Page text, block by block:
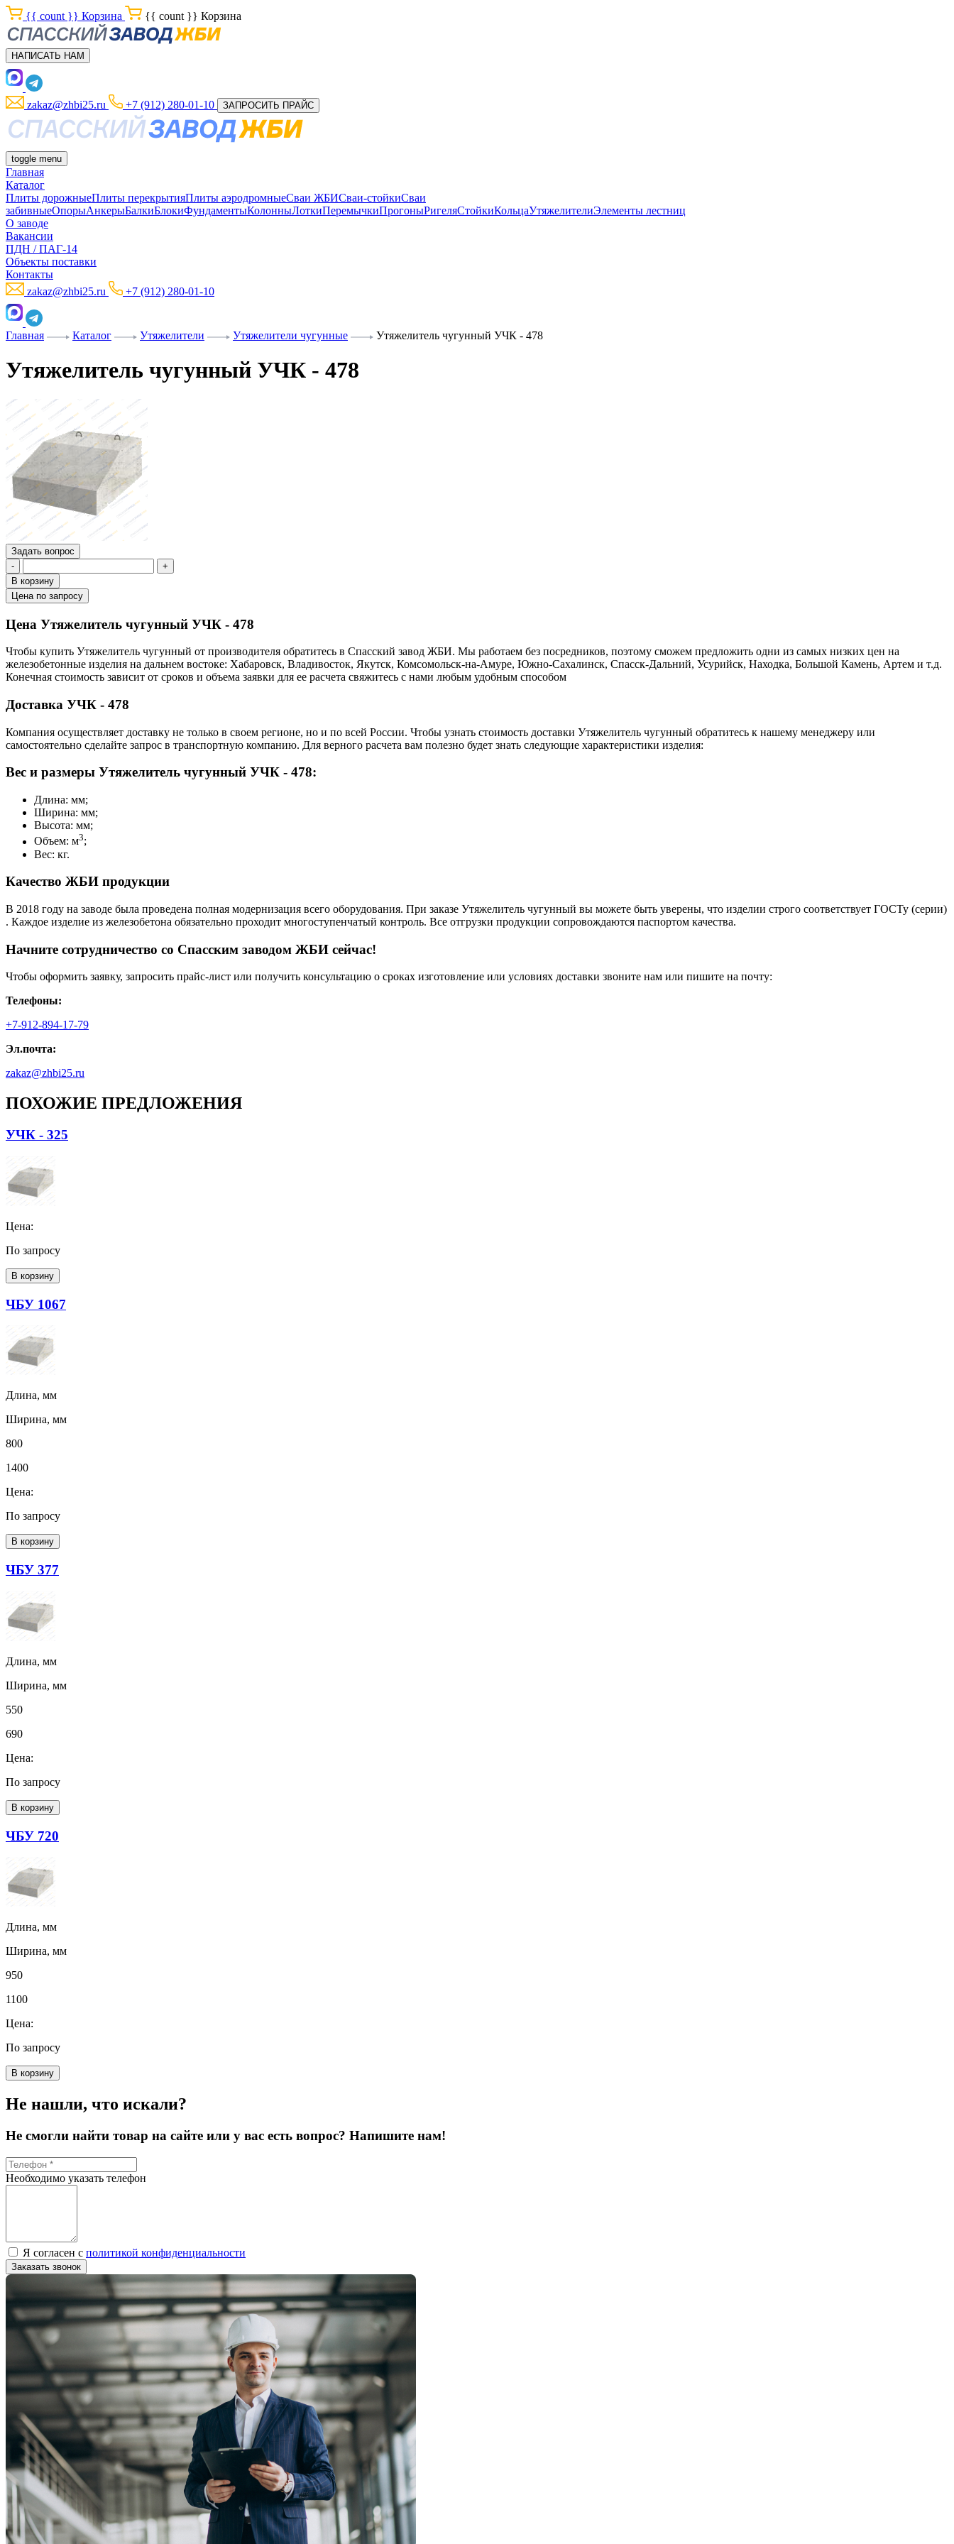
{{ count }} Корзина {{ count }} Корзина
НАПИСАТЬ НАМ
zakaz@zhbi25.ru +7 (912) 280-01-10 ЗАПРОСИТЬ ПРАЙС
toggle menu
Главная
Каталог
Плиты дорожныеПлиты перекрытияПлиты аэродромныеСваи ЖБИСваи-стойкиСваи
забивныеОпорыАнкерыБалкиБлокиФундаментыКолонныЛоткиПеремычкиПрогоныРигеляСтойкиКольцаУтяжелителиЭлементы лестниц
О заводе
Вакансии
ПДН / ПАГ-14
Объекты поставки
Контакты
zakaz@zhbi25.ru
+7 (912) 280-01-10
Главная Каталог Утяжелители Утяжелители чугунные Утяжелитель чугунный УЧК - 478
Утяжелитель чугунный УЧК - 478
Задать вопрос
-
+
В корзину
Цена по запросу
Цена Утяжелитель чугунный УЧК - 478
Чтобы купить Утяжелитель чугунный от производителя обратитесь в Cпасский завод ЖБИ. Мы работаем без посредников, поэтому сможем предложить одни из самых низких цен на
железобетонные изделия на дальнем востоке: Хабаровск, Владивосток, Якутск, Комсомольск-на-Амуре, Южно-Сахалинск, Спасск-Дальний, Усурийск, Находка, Большой Камень, Артем и т.д.
Конечная стоимость зависит от сроков и объема заявки для ее расчета свяжитесь с нами любым удобным способом
Доставка УЧК - 478
Компания осуществляет доставку не только в своем регионе, но и по всей России. Чтобы узнать стоимость доставки Утяжелитель чугунный обратитесь к нашему менеджеру или
самостоятельно сделайте запрос в транспортную компанию. Для верного расчета вам полезно будет знать следующие характеристики изделия:
Вес и размеры Утяжелитель чугунный УЧК - 478:
Длина: мм;
Ширина: мм;
Высота: мм;
Объем: м3;
Вес: кг.
Качество ЖБИ продукции
В 2018 году на заводе была проведена полная модернизация всего оборудования. При заказе Утяжелитель чугунный вы можете быть уверены, что изделии строго соответствует ГОСТу (серии)
. Каждое изделие из железобетона обязательно проходит многоступенчатый контроль. Все отгрузки продукции сопровождаются паспортом качества.
Начните сотрудничество со Cпасским заводом ЖБИ сейчас!
Чтобы оформить заявку, запросить прайс-лист или получить консультацию о сроках изготовление или условиях доставки звоните нам или пишите на почту:
Телефоны:
+7-912-894-17-79
Эл.почта:
zakaz@zhbi25.ru
ПОХОЖИЕ ПРЕДЛОЖЕНИЯ
УЧК - 325
Цена:
По запросу
В корзину
ЧБУ 1067
Длина, мм
Ширина, мм
800
1400
Цена:
По запросу
В корзину
ЧБУ 377
Длина, мм
Ширина, мм
550
690
Цена:
По запросу
В корзину
ЧБУ 720
Длина, мм
Ширина, мм
950
1100
Цена:
По запросу
В корзину
Не нашли, что искали?
Не смогли найти товар на сайте или у вас есть вопрос? Напишите нам!
Необходимо указать телефон
Я согласен с политикой конфиденциальности
Заказать звонок